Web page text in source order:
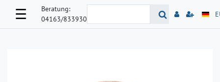
☰
Beratung:
04163/833930